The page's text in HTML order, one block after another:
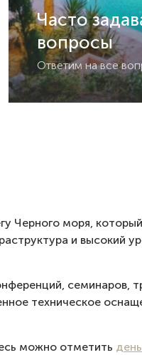
Часто
вопросы
Ответим на все
Черного моря,
и высокий
семинаров,
техническое
можно отметить